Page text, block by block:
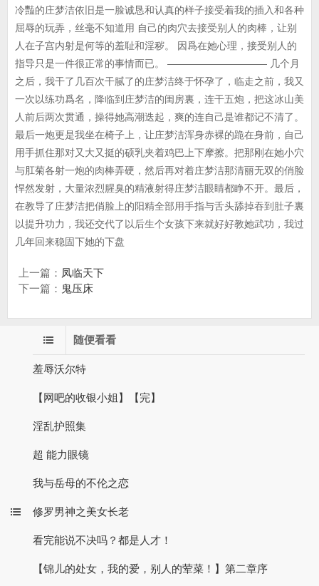
冷豔的庄梦洁依旧是一脸诚恳和认真的样子接受着我的插入和各种
屈辱的玩弄，丝毫不知道用 自己的肉穴去接受别人的肉棒，让别
人在子宫内射是何等的羞耻和淫秽。 因爲在她心理，接受别人的
指导只是一件很正常的事情而已。 —————————— 几个月
之后，我干了几百次干腻了的庄梦洁终于怀孕了，临走之前，我又
一次以练功爲名，降临到庄梦洁的闺房裏，连干五炮，把这冰山美
人前后两次贯通，操得她高潮迭起，爽的连自己是谁都记不清了。
最后一炮更是我坐在椅子上，让庄梦洁浑身赤裸的跪在身前，自己
用手抓住那对又大又挺的硕乳夹着鸡巴上下摩擦。把那刚在她小穴
与肛菊各射一炮的肉棒弄硬，然后再对着庄梦洁那清丽无双的俏脸
悍然发射，大量浓烈腥臭的精液射得庄梦洁眼睛都睁不开。最后，
在教导了庄梦洁把俏脸上的阳精全部用手指与舌头舔掉吞到肚子裏
以提升功力，我还交代了以后生个女孩下来就好好教她武功，我过
几年回来稳固下她的下盘
上一篇： 凤临天下
下一篇： 鬼压床
随便看看
羞辱沃尔特
【网吧的收银小姐】【完】
淫乱护照集
超 能力眼镜
我与岳母的不伦之恋
修罗男神之美女长老
看完能说不决吗？都是人才！
【锦儿的处女，我的爱，别人的荤菜！】第二章序